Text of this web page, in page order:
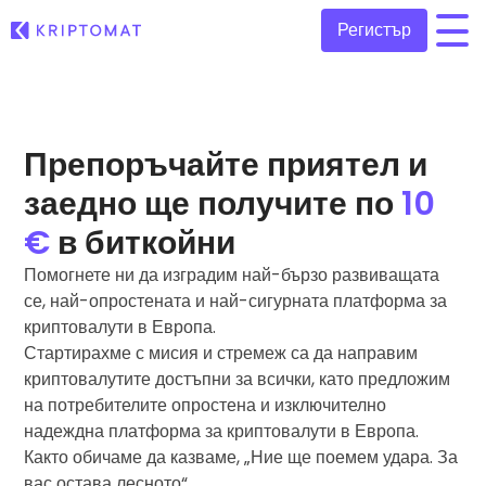
Топ печеливши & губещи
Намерете възможности за инвестиране
Наскоро добавени
Последно добавени токени в Kriptomat
Ако бях купил за 100 €…
...днес щеше да струва
Купуване и продаване на криптовалута
Купете 300+ криптовалути
Размяна на криптовалута
Над 1 000 опции за двойки
Интелигентни портфолиа
Интелигентен начин за инвестиране в криптовалути
Kriptomat Портфейл
Сигурен и опростен портфейл за криптовалута
Инвестиционен изследовател
Регистър
Препоръчайте приятел и
заедно ще получите по10
€ в биткойни
Помогнете ни да изградим най-бързо развиващата
се, най-опростената и най-сигурната платформа за
криптовалути в Европа.
Стартирахме с мисия и стремеж са да направим
криптовалутите достъпни за всички, като предложим
на потребителите опростена и изключително
надеждна платформа за криптовалути в Европа.
Както обичаме да казваме, „Ние ще поемем удара. За